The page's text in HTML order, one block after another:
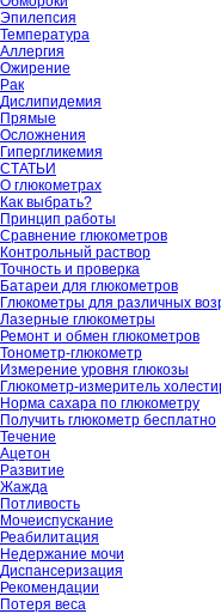
Эпилепсия
Температура
Аллергия
Ожирение
Рак
Дислипидемия
Прямые
Осложнения
Гипергликемия
СТАТЬИ
О глюкометрах
Как выбрать?
Принцип работы
Сравнение глюкометров
Контрольный раствор
Точность и проверка
Батареи для глюкометров
Глюкометры для различных
Лазерные глюкометры
Ремонт и обмен глюкометров
Тонометр-глюкометр
Измерение уровня глюкозы
Глюкометр-измеритель
Норма сахара по глюкометру
Получить глюкометр бесплатно
Течение
Ацетон
Развитие
Жажда
Потливость
Мочеиспускание
Реабилитация
Недержание мочи
Диспансеризация
Рекомендации
Потеря веса